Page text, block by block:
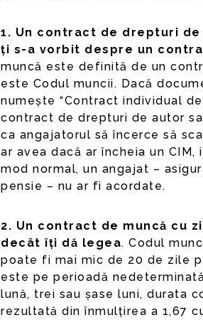
1. Un contract de drepturi
ți s-a vorbit despre un
muncă este definită de un
este Codul muncii. Dacă
numește “Contract individual
contract de drepturi de autor
ca angajatorul să încerce să
ar avea dacă ar încheia un
mod normal, un angajat –
pensie – nu ar fi acordate.
2. Un contract de muncă cu
decât îți dă legea. Codul
poate fi mai mic de 20 de zile
este pe perioadă
lună, trei sau șase luni, durata
rezultată din înmulțirea a 1,67